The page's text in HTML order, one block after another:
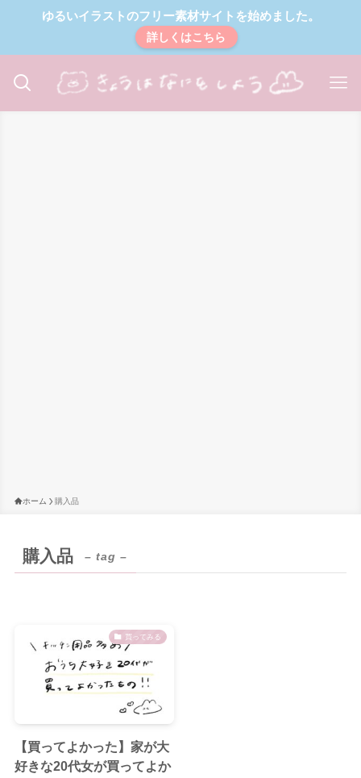
ゆるいイラストのフリー素材サイトを始めました。
詳しくはこちら
ホーム 購入品
購入品 – tag –
買ってみる
【買ってよかった】家が大
好きな20代女が買ってよか